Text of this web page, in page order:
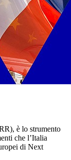
è lo strumento
che l’Italia
di Next